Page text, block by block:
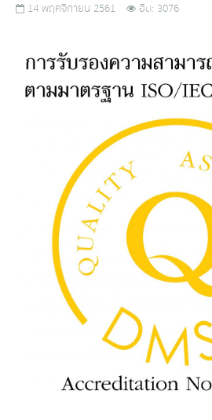
14 พฤศจิกายน 2561
ฮิต: 3076